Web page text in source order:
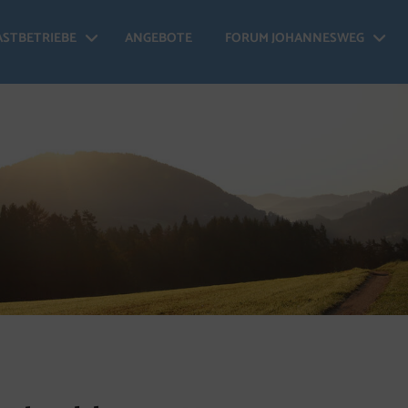
Johannesweg - Menü öffnen
Gastbetriebe - Menü öffnen
ANGEBOTE FORUM JOHANNESWEG